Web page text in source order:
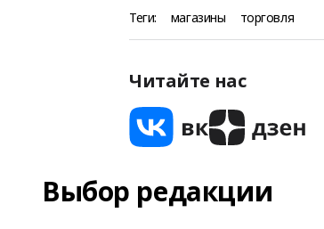
Теги: магазины торговля
Читайте нас
Выбор редакции